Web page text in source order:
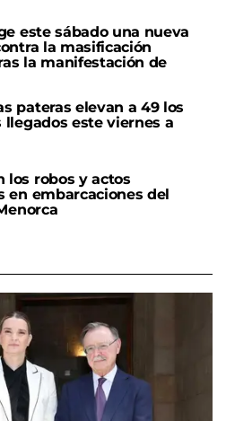
este sábado una nueva
la masificación
la manifestación de
pateras elevan a 49 los
llegados este viernes a
los robos y actos
en embarcaciones del